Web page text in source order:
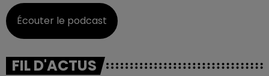
Écouter le podcast
FIL D'ACTUS